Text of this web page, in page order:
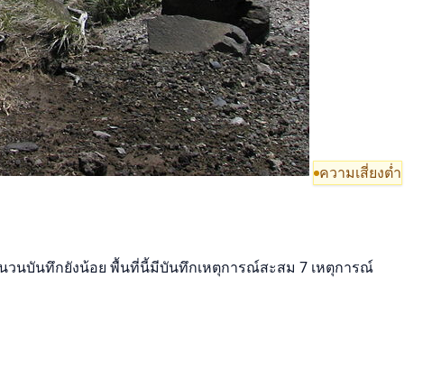
ความเสี่ยงต่ำ
นวนบันทึกยังน้อย พื้นที่นี้มีบันทึกเหตุการณ์สะสม 7 เหตุการณ์